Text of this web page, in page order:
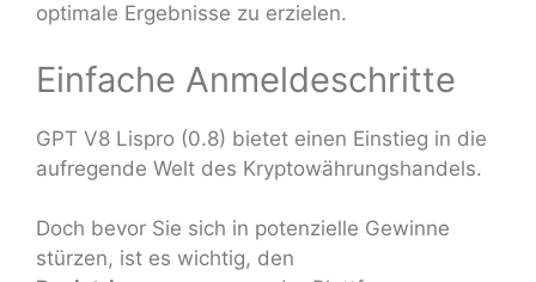
optimale Ergebnisse zu erzielen.
Einfache Anmeldeschritte
GPT V8 Lispro (0.8) bietet einen Einstieg in die
aufregende Welt des Kryptowährungshandels.
Doch bevor Sie sich in potenzielle Gewinne
stürzen, ist es wichtig, den